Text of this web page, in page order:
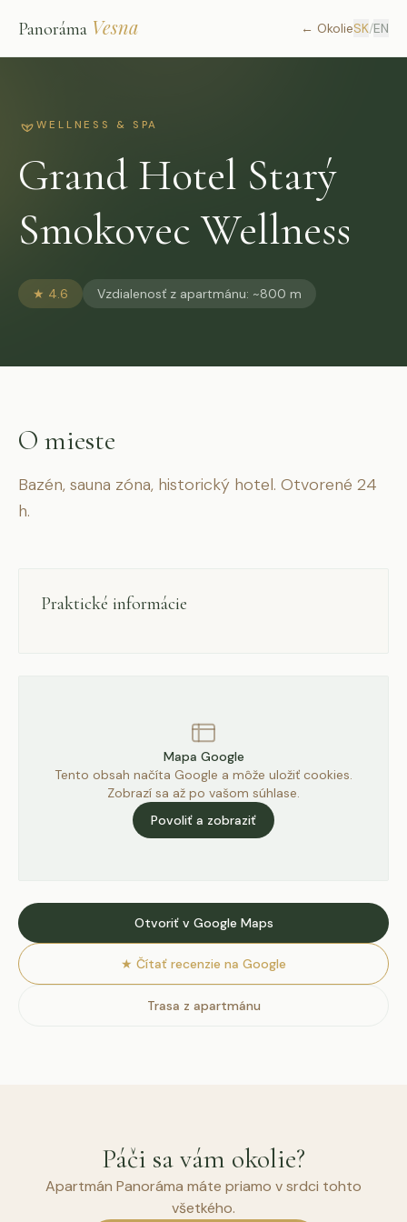
Panoráma Vesna ← OkolieSK/EN
WELLNESS & SPA
Grand Hotel Starý
Smokovec Wellness
★ 4.6 Vzdialenosť z apartmánu: ~800 m
O mieste
Bazén, sauna zóna, historický hotel. Otvorené 24
h.
Praktické informácie
Mapa Google
Tento obsah načíta Google a môže uložiť cookies.
Zobrazí sa až po vašom súhlase.
Povoliť a zobraziť
Otvoriť v Google Maps
★ Čítať recenzie na Google
Trasa z apartmánu
Páči sa vám okolie?
Apartmán Panoráma máte priamo v srdci tohto
všetkého.